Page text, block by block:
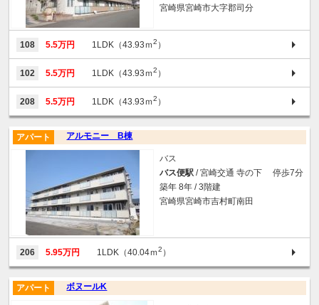
宮崎県宮崎市大字郡司分
108 5.5万円 1LDK（43.93ｍ2 ）
102 5.5万円 1LDK（43.93ｍ2 ）
208 5.5万円 1LDK（43.93ｍ2 ）
アルモニー B棟
アパート
バス
バス便駅 / 宮崎交通 寺の下 停歩7分
築年 8年 / 3階建
宮崎県宮崎市吉村町南田
206 5.95万円 1LDK（40.04ｍ2 ）
ボヌールK
アパート